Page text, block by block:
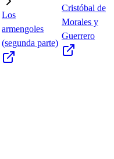
Los
armengoles
(segunda parte)
Cristóbal de
Morales y
Guerrero